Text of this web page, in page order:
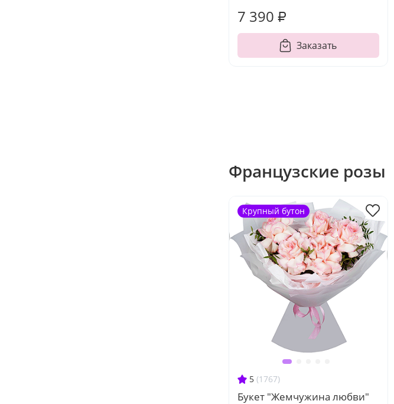
7 390 ₽
Заказать
Французские розы
5 (1767)
Букет "Жемчужина любви"
Крупный бутон